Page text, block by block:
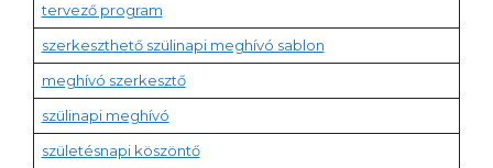
tervező program
szerkeszthető szülinapi meghívó sablon
meghívó szerkesztő
szülinapi meghívó
születésnapi köszöntő